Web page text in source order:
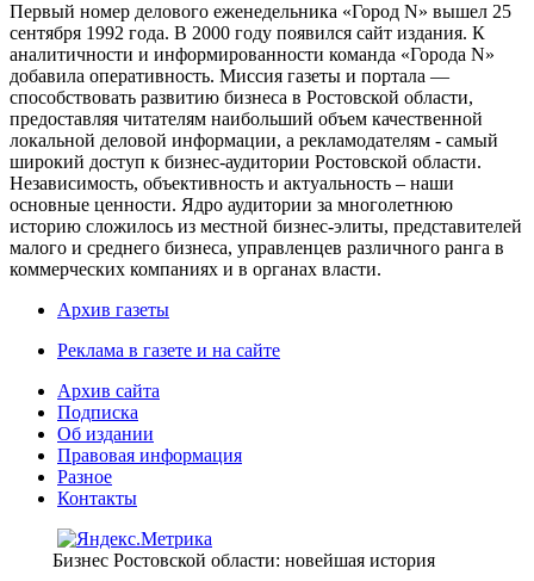
Первый номер делового еженедельника «Город N» вышел 25
сентября 1992 года. В 2000 году появился сайт издания. К
аналитичности и информированности команда «Города N»
добавила оперативность. Миссия газеты и портала —
способствовать развитию бизнеса в Ростовской области,
предоставляя читателям наибольший объем качественной
локальной деловой информации, а рекламодателям - самый
широкий доступ к бизнес-аудитории Ростовской области.
Независимость, объективность и актуальность – наши
основные ценности. Ядро аудитории за многолетнюю
историю сложилось из местной бизнес-элиты, представителей
малого и среднего бизнеса, управленцев различного ранга в
коммерческих компаниях и в органах власти.
Архив газеты
Реклама в газете и на сайте
Архив сайта
Подписка
Об издании
Правовая информация
Разное
Контакты
Бизнес Ростовской области: новейшая история